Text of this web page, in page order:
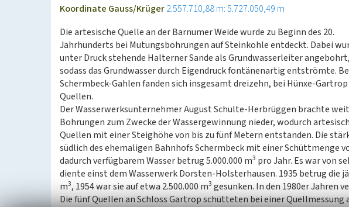
Koordinate Gauss/Krüger2.557.710,88 m: 5.727.050,49 m
Die artesische Quelle an der Barnumer Weide wurde zu Beginn des 20.
Jahrhunderts bei Mutungsbohrungen auf Steinkohle entdeckt. Dabei
unter Druck stehende Halterner Sande als Grundwasserleiter angebohrt,
sodass das Grundwasser durch Eigendruck fontänenartig entströmte.
Schermbeck-Gahlen fanden sich insgesamt dreizehn, bei Hünxe-
Quellen.
Der Wasserwerksunternehmer August Schulte-Herbrüggen brachte
Bohrungen zum Zwecke der Wassergewinnung nieder, wodurch
Quellen mit einer Steighöhe von bis zu fünf Metern entstanden. Die
südlich des ehemaligen Bahnhofs Schermbeck mit einer Schüttmenge
dadurch verfügbarem Wasser betrug 5.000.000 m3 pro Jahr. Es war von
diente einst dem Wasserwerk Dorsten-Holsterhausen. 1935 betrug die
m3, 1954 war sie auf etwa 2.500.000 m3 gesunken. In den 1980er Jahren
Die fünf Quellen an Schloss Gartrop schütteten bei einer Quellmessung